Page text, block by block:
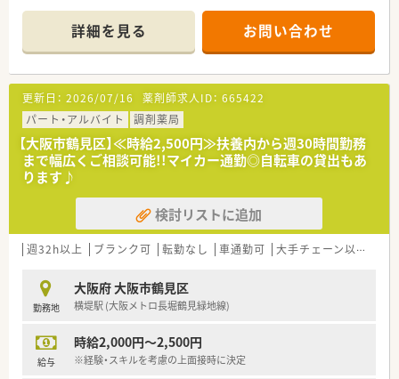
■オンライン服薬指導も行っており、患者様のニーズに合わせて
対応しています！
■配属先につきましては面接にて適性を含め最終決定いたしま
す。
≪こんな方にオススメです≫
■調剤薬局の変化に対応し続ける薬局でともに成長をつづけた
い方！
■専門・認定薬剤師取得を活かしたい方！
■18時までの正社員をご希望の方！
≪企業の特徴≫
■大学病院や総合病院の門前薬局を中心に、全都道府県に約700
店舗を展開しています。
の先駆けとして展開しているような企業です！
■患者様に選ばれる薬局を目指すべく、先進性を持って以下2つ
の機能を主に発揮しています。
がん等の専門的な薬学管理に関係機関と連携して対応できる
◎地域連携
詳細を見る お問い合わせ
更新日： 2026/07/16 薬剤師求人ID： 665422
パート・アルバイト
調剤薬局
【大阪市鶴見区】≪時給2,500円≫扶養内から週30時間勤務
まで幅広くご相談可能!!マイカー通勤◎自転車の貸出もあ
ります♪
検討リストに追加
週32h以上 ブランク可 転勤なし 車通勤可 大手チェーン以外
勤務地
大阪府 大阪市鶴見区
横堤駅 (大阪メトロ長堀鶴見緑地線)
給与
時給2,000円～2,500円
※経験・スキルを考慮の上面接時に決定